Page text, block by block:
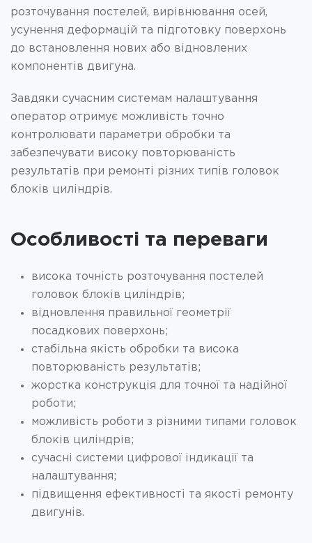
розточування постелей, вирівнювання осей,
усунення деформацій та підготовку поверхонь
до встановлення нових або відновлених
компонентів двигуна.
Завдяки сучасним системам налаштування
оператор отримує можливість точно
контролювати параметри обробки та
забезпечувати високу повторюваність
результатів при ремонті різних типів головок
блоків циліндрів.
Особливості та переваги
висока точність розточування постелей
головок блоків циліндрів;
відновлення правильної геометрії
посадкових поверхонь;
стабільна якість обробки та висока
повторюваність результатів;
жорстка конструкція для точної та надійної
роботи;
можливість роботи з різними типами головок
блоків циліндрів;
сучасні системи цифрової індикації та
налаштування;
підвищення ефективності та якості ремонту
двигунів.